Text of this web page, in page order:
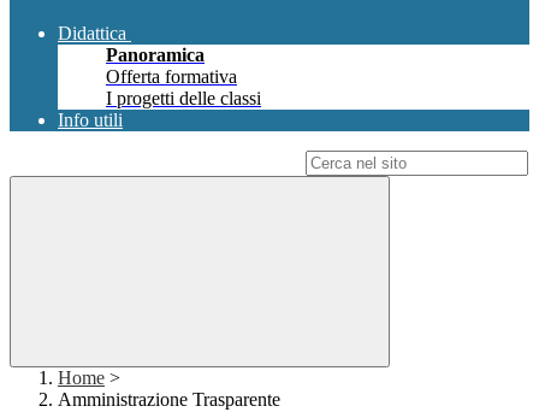
Didattica
Panoramica
Offerta formativa
I progetti delle classi
Info utili
Home >
Amministrazione Trasparente